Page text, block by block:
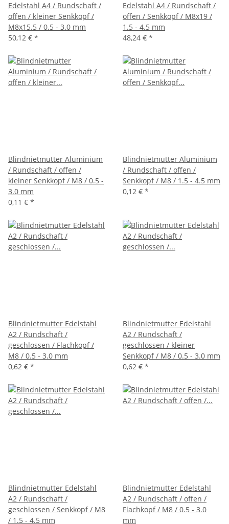
Edelstahl A4 / Rundschaft /
offen / kleiner Senkkopf /
M8x15.5 / 0.5 - 3.0 mm
50,12 € *
Edelstahl A4 / Rundschaft /
offen / Senkkopf / M8x19 /
1.5 - 4.5 mm
48,24 € *
Blindnietmutter Aluminium
/ Rundschaft / offen /
kleiner Senkkopf / M8 / 0.5 -
3.0 mm
0,11 € *
Blindnietmutter Aluminium
/ Rundschaft / offen /
Senkkopf / M8 / 1.5 - 4.5 mm
0,12 € *
Blindnietmutter Edelstahl
A2 / Rundschaft /
geschlossen / Flachkopf /
M8 / 0.5 - 3.0 mm
0,62 € *
Blindnietmutter Edelstahl
A2 / Rundschaft /
geschlossen / kleiner
Senkkopf / M8 / 0.5 - 3.0 mm
0,62 € *
Blindnietmutter Edelstahl
A2 / Rundschaft /
geschlossen / Senkkopf / M8
/ 1.5 - 4.5 mm
Blindnietmutter Edelstahl
A2 / Rundschaft / offen /
Flachkopf / M8 / 0.5 - 3.0
mm